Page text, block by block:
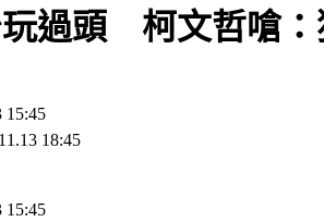
過頭 柯文哲嗆：
15:45
18:45
15:45